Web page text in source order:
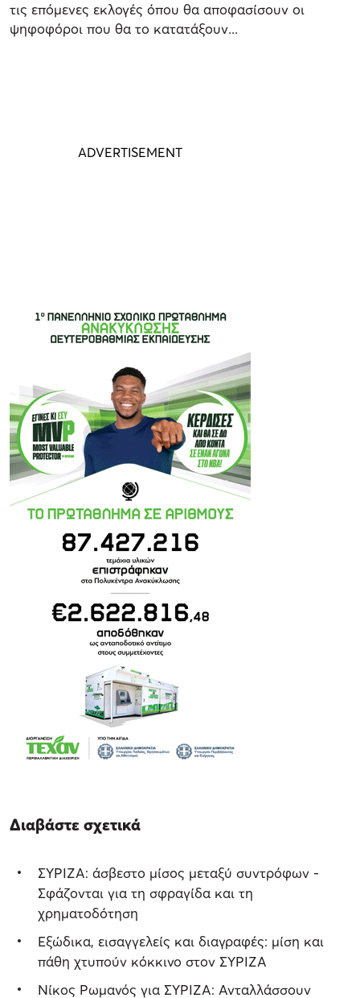
τις επόμενες εκλογές όπου θα αποφασίσουν οι
ψηφοφόροι που θα το κατατάξουν...
Διαβάστε σχετικά
ΣΥΡΙΖΑ: άσβεστο μίσος μεταξύ συντρόφων -
Σφάζονται για τη σφραγίδα και τη
χρηματοδότηση
Εξώδικα, εισαγγελείς και διαγραφές: μίση και
πάθη χτυπούν κόκκινο στον ΣΥΡΙΖΑ
Νίκος Ρωμανός για ΣΥΡΙΖΑ: Ανταλλάσσουν